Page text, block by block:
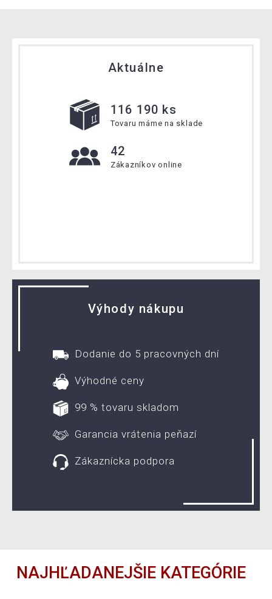
Aktuálne
116 190 ks
Tovaru máme na sklade
42
Zákazníkov online
Výhody nákupu
Dodanie do 5 pracovných dní
Výhodné ceny
99 % tovaru skladom
Garancia vrátenia peňazí
Zákaznícka podpora
NAJHĽADANEJŠIE KATEGÓRIE